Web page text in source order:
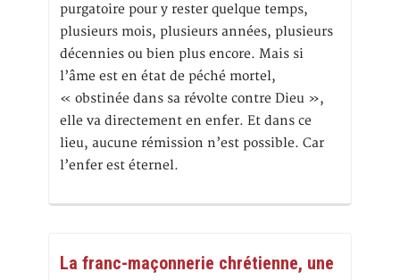
purgatoire pour y rester quelque temps,
plusieurs mois, plusieurs années, plusieurs
décennies ou bien plus encore. Mais si
l’âme est en état de péché mortel,
« obstinée dans sa révolte contre Dieu »,
elle va directement en enfer. Et dans ce
lieu, aucune rémission n’est possible. Car
l’enfer est éternel.
La franc-maçonnerie chrétienne, une